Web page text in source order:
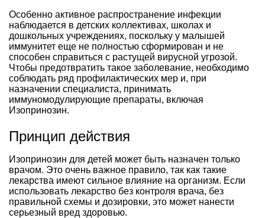
Особенно активное распространение инфекции
наблюдается в детских коллективах, школах и
дошкольных учреждениях, поскольку у малышей
иммунитет еще не полностью сформирован и не
способен справиться с растущей вирусной угрозой.
Чтобы предотвратить такое заболевание, необходимо
соблюдать ряд профилактических мер и, при
назначении специалиста, принимать
иммуномодулирующие препараты, включая
Изопринозин.
Принцип действия
Изопринозин для детей может быть назначен только
врачом. Это очень важное правило, так как такие
лекарства имеют сильное влияние на организм. Если
использовать лекарство без контроля врача, без
правильной схемы и дозировки, это может нанести
серьезный вред здоровью.